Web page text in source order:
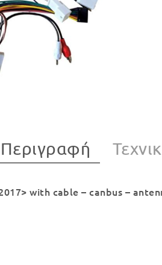
Περιγραφή
with cable – canbus –